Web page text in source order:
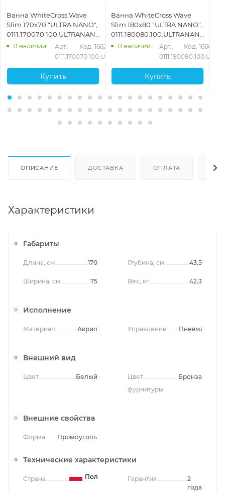
Ванна WhiteCross Wave
Slim 170x70 "ULTRA NANO",
0111.170070.100.ULTRANANO.CR,
белый
В наличии
Арт.:
0111.170070.100.ULTRANANO.CR
Код: 16627
Купить
Ванна WhiteCross Wave
Slim 180x80 "ULTRA NANO",
0111.180080.100.ULTRANANO.CR,
белый
В наличии
Арт.:
Код: 16661
Купить
ОПИСАНИЕ ДОСТАВКА ОПЛАТА
Характеристики
Габариты
Длина, см 170
Ширина, см 75
Глубина, см 43.5
Вес, кг 42.3
Исполнение
Материал Акрил Управление
Внешний вид
Цвет Белый
Цвет
фурнитуры
Бронза
Внешние свойства
Форма Прямоугольная
Технические характеристики
Страна Польша Гарантия
2
года